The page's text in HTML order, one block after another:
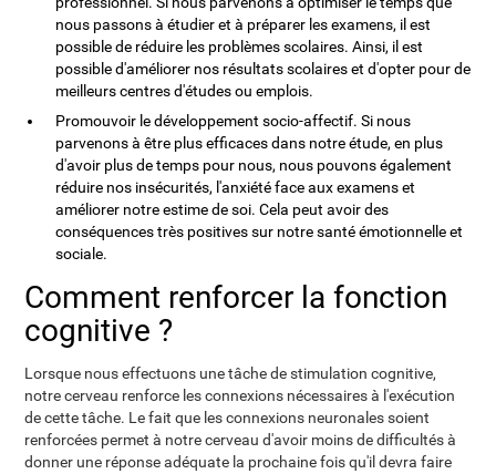
nous passons à étudier et à préparer les examens, il est
possible de réduire les problèmes scolaires. Ainsi, il est
possible d'améliorer nos résultats scolaires et d'opter pour de
meilleurs centres d'études ou emplois.
Promouvoir le développement socio-affectif. Si nous
parvenons à être plus efficaces dans notre étude, en plus
d'avoir plus de temps pour nous, nous pouvons également
réduire nos insécurités, l'anxiété face aux examens et
améliorer notre estime de soi. Cela peut avoir des
conséquences très positives sur notre santé émotionnelle et
sociale.
Comment renforcer la fonction
cognitive ?
Lorsque nous effectuons une tâche de stimulation cognitive,
notre cerveau renforce les connexions nécessaires à l'exécution
de cette tâche. Le fait que les connexions neuronales soient
renforcées permet à notre cerveau d'avoir moins de difficultés à
donner une réponse adéquate la prochaine fois qu'il devra faire